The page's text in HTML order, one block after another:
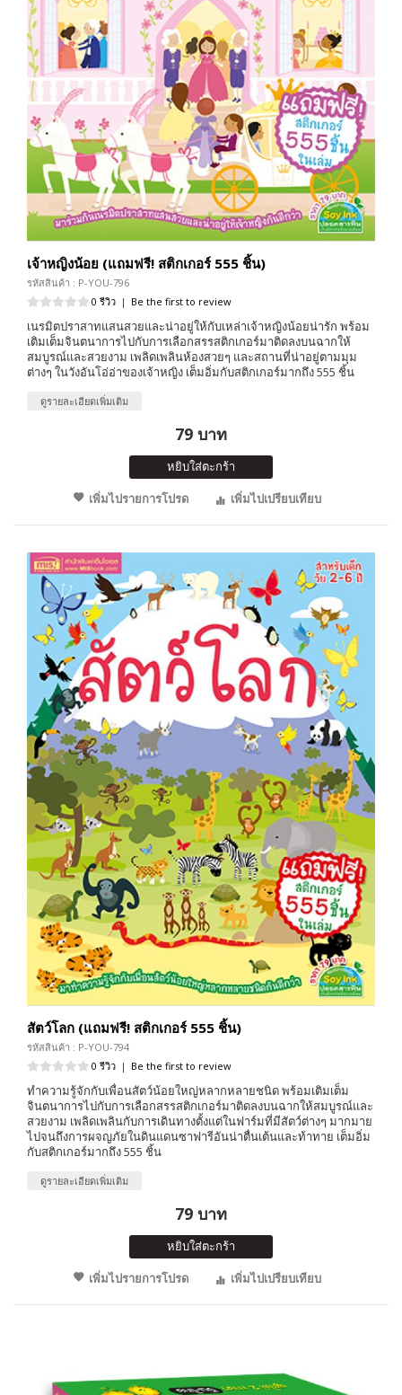
เจ้าหญิงน้อย (แถมฟรี! สติกเกอร์ 555 ชิ้น)
รหัสสินค้า : P-YOU-796
0 รีวิว | Be the first to review
เนรมิตปราสาทแสนสวยและน่าอยู่ให้กับเหล่าเจ้าหญิงน้อยน่ารัก พร้อม
เติมเต็มจินตนาการไปกับการเลือกสรรสติกเกอร์มาติดลงบนฉากให้
สมบูรณ์และสวยงาม เพลิดเพลินห้องสวยๆ และสถานที่น่าอยู่ตามมุม
ต่างๆ ในวังอันโอ่อ่าของเจ้าหญิง เต็มอิ่มกับสติกเกอร์มากถึง 555 ชิ้น
ดูรายละเอียดเพิ่มเติม
79 บาท
หยิบใส่ตะกร้า
เพิ่มไปรายการโปรด
เพิ่มไปเปรียบเทียบ
สัตว์โลก (แถมฟรี! สติกเกอร์ 555 ชิ้น)
รหัสสินค้า : P-YOU-794
0 รีวิว | Be the first to review
ทำความรู้จักกับเพื่อนสัตว์น้อยใหญ่หลากหลายชนิด พร้อมเติมเต็ม
จินตนาการไปกับการเลือกสรรสติกเกอร์มาติดลงบนฉากให้สมบูรณ์และ
สวยงาม เพลิดเพลินกับการเดินทางตั้งแต่ในฟาร์มที่มีสัตว์ต่างๆ มากมาย
ไปจนถึงการผจญภัยในดินแดนซาฟารีอันน่าตื่นเต้นและท้าทาย เต็มอิ่ม
กับสติกเกอร์มากถึง 555 ชิ้น
ดูรายละเอียดเพิ่มเติม
79 บาท
หยิบใส่ตะกร้า
เพิ่มไปรายการโปรด
เพิ่มไปเปรียบเทียบ